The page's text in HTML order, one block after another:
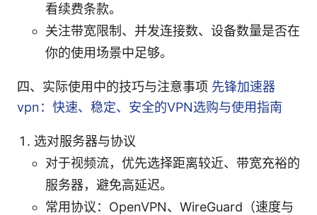
看续费条款。
关注带宽限制、并发连接数、设备数量是否在
你的使用场景中足够。
四、实际使用中的技巧与注意事项 先锋加速器
vpn：快速、稳定、安全的VPN选购与使用指南
选对服务器与协议
对于视频流，优先选择距离较近、带宽充裕的
服务器，避免高延迟。
常用协议：OpenVPN、WireGuard（速度与